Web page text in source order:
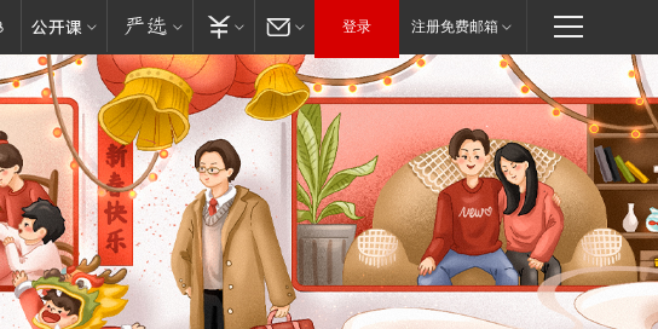
登录 注册免费邮箱